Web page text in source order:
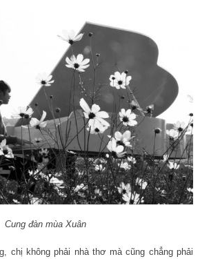
Cung đàn mùa Xuân
chị không phải nhà thơ mà cũng chẳng phải